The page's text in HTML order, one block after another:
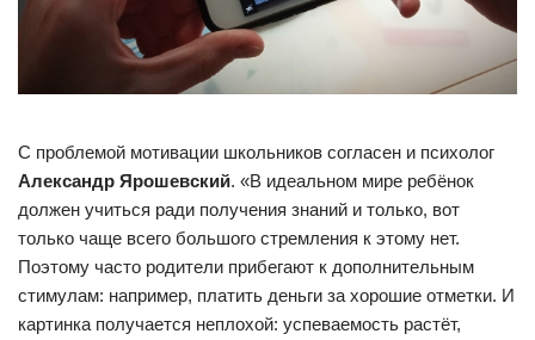
С проблемой мотивации школьников согласен и психолог
Александр Ярошевский. «В идеальном мире ребёнок
должен учиться ради получения знаний и только, вот
только чаще всего большого стремления к этому нет.
Поэтому часто родители прибегают к дополнительным
стимулам: например, платить деньги за хорошие отметки. И
картинка получается неплохой: успеваемость растёт,